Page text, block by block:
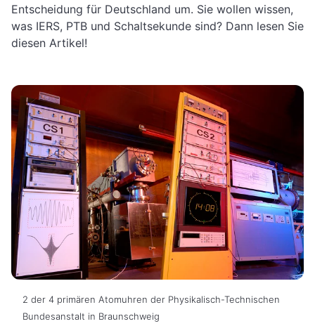
Entscheidung für Deutschland um. Sie wollen wissen,
was IERS, PTB und Schaltsekunde sind? Dann lesen Sie
diesen Artikel!
2 der 4 primären Atomuhren der Physikalisch-Technischen
Bundesanstalt in Braunschweig